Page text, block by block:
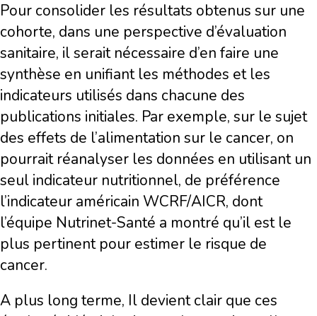
Pour consolider les résultats obtenus sur une
cohorte, dans une perspective d’évaluation
sanitaire, il serait nécessaire d’en faire une
synthèse en unifiant les méthodes et les
indicateurs utilisés dans chacune des
publications initiales. Par exemple, sur le sujet
des effets de l’alimentation sur le cancer, on
pourrait réanalyser les données en utilisant un
seul indicateur nutritionnel, de préférence
l’indicateur américain WCRF/AICR, dont
l’équipe Nutrinet-Santé a montré qu’il est le
plus pertinent pour estimer le risque de
cancer.
A plus long terme, Il devient clair que ces